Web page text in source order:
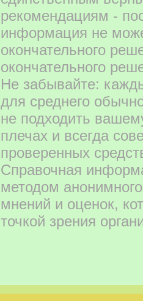
рекомендациям -
информация не
окончательного
окончательного
Не забывайте:
для среднего
не подходить
плечах и всегда
проверенных
Справочная
методом
мнений и оценок,
точкой зрения